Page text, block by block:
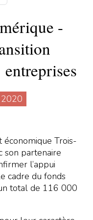
-
Trois-
son partenaire
l’appui
cadre du fonds
total de 116 000